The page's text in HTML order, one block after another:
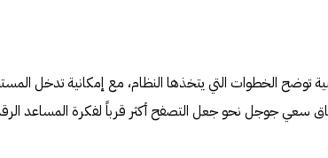
توضح الخطوات التي يتخذها النظام، مع إمكانية تدخل
سعي جوجل نحو جعل التصفح أكثر قرباً لفكرة المساعد